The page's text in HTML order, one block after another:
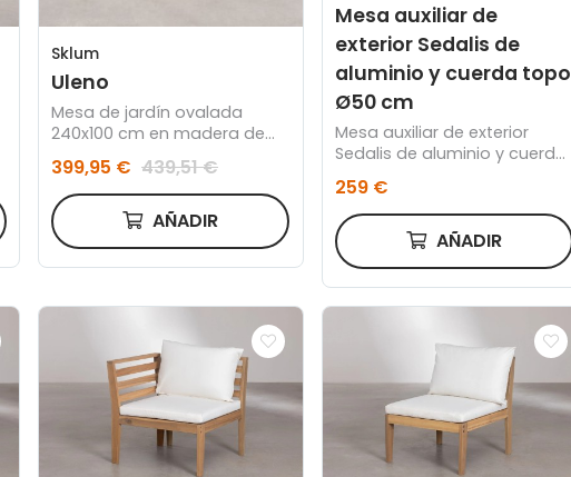
Sklum
Uleno
Mesa de jardín ovalada
240x100 cm en madera de
399,95 € 439,51 €
AÑADIR
Mesa auxiliar de
exterior Sedalis de
aluminio y cuerda topo
Ø50 cm
Mesa auxiliar de exterior
Sedalis de aluminio y cuerda
259 €
AÑADIR